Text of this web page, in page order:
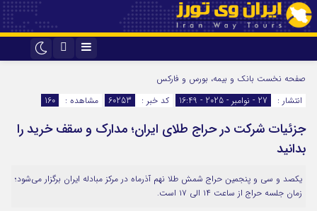
اینستاگرام
صفحه نخست بانک و بیمه، بورس و فارکس
انتشار :
27 - نوامبر - 2025 - 16:49 کد خبر : 60253 مشاهده : 160
جزئیات شرکت در حراج طلای ایران؛ مدارک و سقف خرید را
بدانید
یکصد و سی‌ و پنجمین حراج شمش طلا نهم آذرماه در مرکز مبادله ایران برگزار می‌شود؛
زمان جلسه حراج از ساعت ۱۴ الی ۱۷ است.